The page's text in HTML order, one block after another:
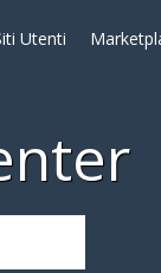
Utenti